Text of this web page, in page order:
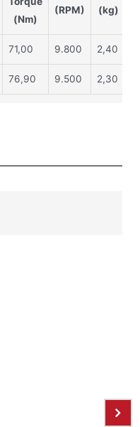
(Nm)
(RPM) (kg)
71,00 9.800 2,40
76,90 9.500 2,30